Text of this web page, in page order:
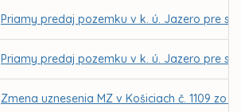
Priamy predaj pozemku v k. ú. Jazero pre
Priamy predaj pozemku v k. ú. Jazero pre
Zmena uznesenia MZ v Košiciach č. 1109 zo